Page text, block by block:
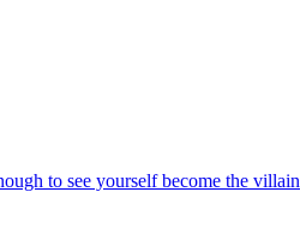
to see yourself become the villain